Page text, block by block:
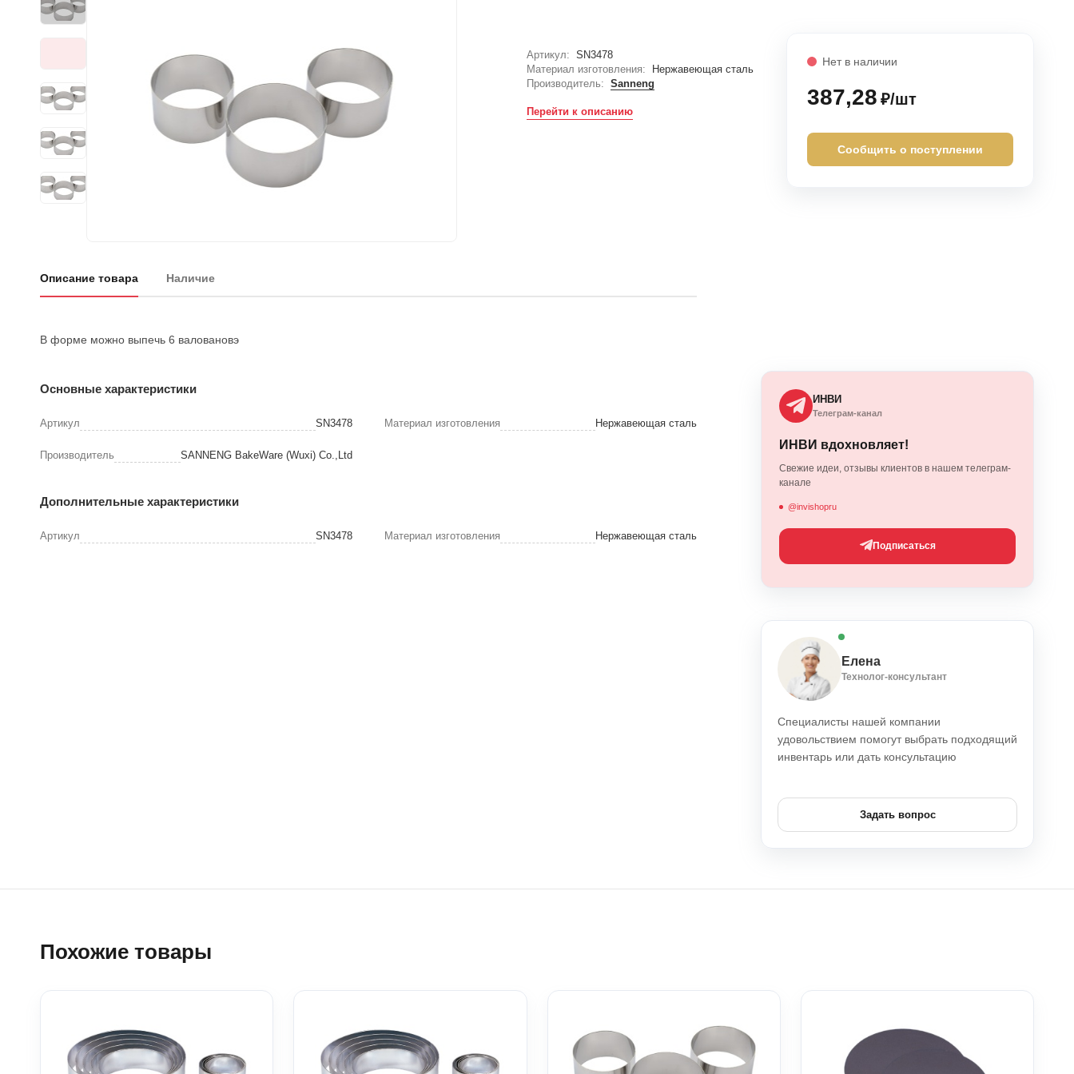
Нет в наличии
387,28 ₽/шт
Сообщить о поступлении
Артикул:
SN3478
Материал изготовления:
Нержавеющая сталь
Производитель:
Sanneng
Перейти к описанию
Описание товара Наличие
В форме можно выпечь 6 валовановэ
Основные характеристики
Артикул SN3478 Материал изготовления Нержавеющая сталь
Производитель SANNENG BakeWare (Wuxi) Co.,Ltd
Дополнительные характеристики
Артикул SN3478 Материал изготовления Нержавеющая сталь
ИНВИ
Телеграм-канал
ИНВИ вдохновляет!
Свежие идеи, отзывы клиентов в нашем телеграм-
канале
@invishopru
Подписаться
Елена
Технолог-консультант
Специалисты нашей компании
удовольствием помогут выбрать подходящий
инвентарь или дать консультацию
Задать вопрос
Похожие товары